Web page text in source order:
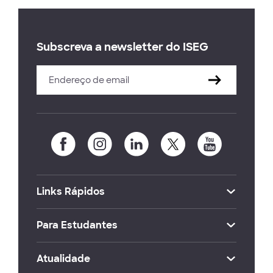
Subscreva a newsletter do ISEG
Links Rápidos
Para Estudantes
Atualidade